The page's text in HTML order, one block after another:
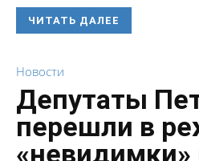
ЧИТАТЬ ДАЛЕЕ
Новости
Депутаты
перешли в
«невидимки»